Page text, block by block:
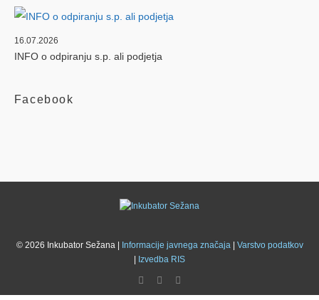
16.07.2026
INFO o odpiranju s.p. ali podjetja
Facebook
© 2026 Inkubator Sežana | Informacije javnega značaja| Varstvo podatkov
Izvedba RIS